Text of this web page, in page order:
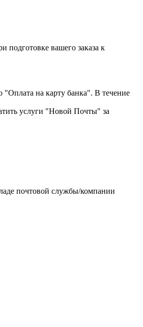
подготовке вашего заказа к
"Оплата на карту банка". В течение
услуги "Новой Почты" за
почтовой службы/компании